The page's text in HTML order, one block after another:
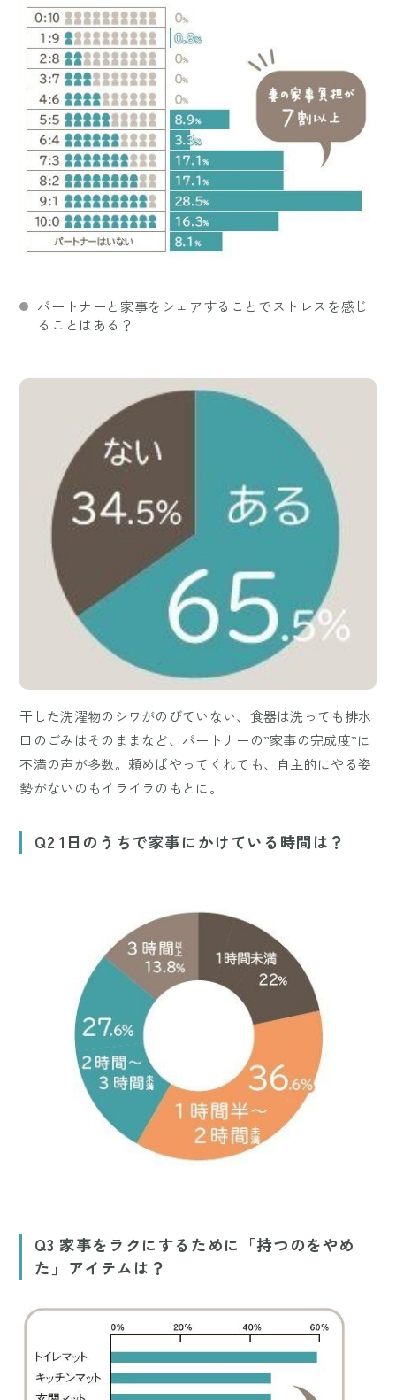
パートナーと家事をシェアすることでストレスを感じ
ることはある？
干した洗濯物のシワがのびていない、食器は洗っても排水
口のごみはそのままなど、パートナーの”家事の完成度”に
不満の声が多数。頼めばやってくれても、自主的にやる姿
勢がないのもイライラのもとに。
Q2 1日のうちで家事にかけている時間は？
Q3 家事をラクにするために「持つのをやめ
た」アイテムは？